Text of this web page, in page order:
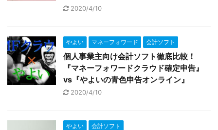
2020/4/10
やよい マネーフォワード 会計ソフト
個人事業主向け会計ソフト徹底比較！
『マネーフォワードクラウド確定申告』
vs『やよいの青色申告オンライン』
2020/4/10
やよい 会計ソフト